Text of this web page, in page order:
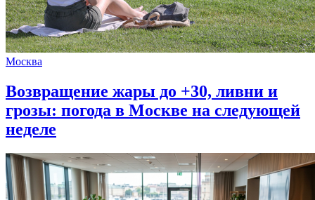
Москва
Возвращение жары до +30, ливни и
грозы: погода в Москве на следующей
неделе